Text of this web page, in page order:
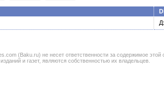
(Baku.ru) не несет ответственности за содержимое этой
и газет, являются собственностью их владельцев.